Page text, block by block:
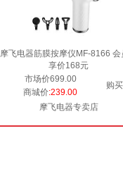
摩飞电器筋膜按摩仪MF-8166 会
享价168元
市场价699.00
购买
商城价:239.00
摩飞电器专卖店